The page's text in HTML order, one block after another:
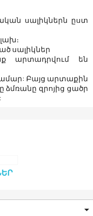
սալիկներն ըստ
սալիկներ
արտադրվում են
Բայց արտաքին
զրոյից ցածր
